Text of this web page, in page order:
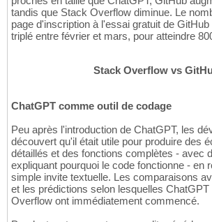
tandis que Stack Overflow diminue. Le
page d'inscription à l'essai gratuit de
triplé entre février et mars, pour atteindre
Stack Overflow vs
ChatGPT comme outil de codage
Peu après l'introduction de ChatGPT, les
découvert qu'il était utile pour produire des
détaillés et des fonctions complètes - avec
expliquant pourquoi le code fonctionne - en
simple invite textuelle. Les comparaisons
et les prédictions selon lesquelles
Overflow ont immédiatement commencé.